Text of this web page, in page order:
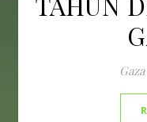
Gaza